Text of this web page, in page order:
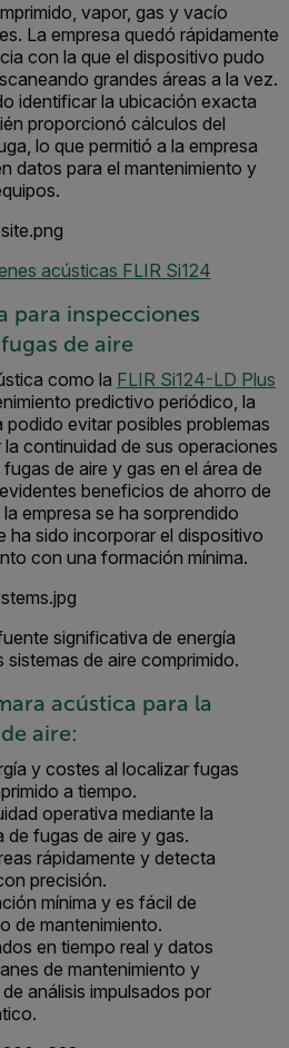
vapor, gas y vacío
La empresa quedó rápidamente
con la que el dispositivo pudo
grandes áreas a la vez.
identificar la ubicación exacta
proporcionó cálculos del
lo que permitió a la empresa
datos para el mantenimiento y
acústicas FLIR Si124
para inspecciones
de aire
como la FLIR Si124-LD Plus
predictivo periódico, la
evitar posibles problemas
continuidad de sus operaciones
de aire y gas en el área de
beneficios de ahorro de
empresa se ha sorprendido
ha sido incorporar el dispositivo
con una formación mínima.
significativa de energía
sistemas de aire comprimido.
acústica para la
aire:
y costes al localizar fugas
a tiempo.
operativa mediante la
fugas de aire y gas.
rápidamente y detecta
precisión.
mínima y es fácil de
de mantenimiento.
en tiempo real y datos
de mantenimiento y
análisis impulsados por